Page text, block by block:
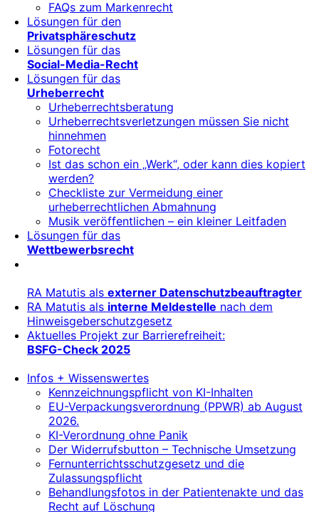
FAQs zum Markenrecht
Lösungen für den
Privatsphäreschutz
Lösungen für das
Social-Media-Recht
Lösungen für das
Urheberrecht
Urheberrechtsberatung
Urheberrechtsverletzungen müssen Sie nicht
hinnehmen
Fotorecht
Ist das schon ein „Werk“, oder kann dies kopiert
werden?
Checkliste zur Vermeidung einer
urheberrechtlichen Abmahnung
Musik veröffentlichen – ein kleiner Leitfaden
Lösungen für das
Wettbewerbsrecht
RA Matutis als externer Datenschutzbeauftragter
RA Matutis als interne Meldestelle nach dem
Hinweisgeberschutzgesetz
Aktuelles Projekt zur Barrierefreiheit:
BSFG-Check 2025
Infos + Wissenswertes
Kennzeichnungspflicht von KI-Inhalten
EU-Verpackungsverordnung (PPWR) ab August
2026.
KI-Verordnung ohne Panik
Der Widerrufsbutton – Technische Umsetzung
Fernunterrichtsschutzgesetz und die
Zulassungspflicht
Behandlungsfotos in der Patientenakte und das
Recht auf Löschung